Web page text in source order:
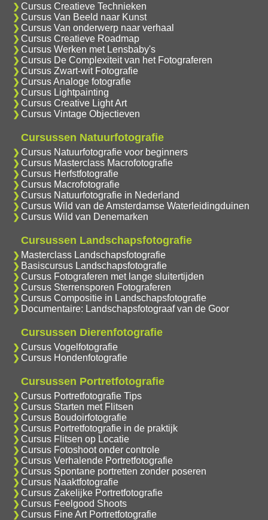
Cursus Creatieve Technieken
Cursus Van Beeld naar Kunst
Cursus Van onderwerp naar verhaal
Cursus Creatieve Roadmap
Cursus Werken met Lensbaby's
Cursus De Complexiteit van het Fotograferen
Cursus Zwart-wit Fotografie
Cursus Analoge fotografie
Cursus Lightpainting
Cursus Creative Light Art
Cursus Vintage Objectieven
Cursussen Natuurfotografie
Cursus Natuurfotografie voor beginners
Cursus Masterclass Macrofotografie
Cursus Herfstfotografie
Cursus Macrofotografie
Cursus Natuurfotografie in Nederland
Cursus Wild van de Amsterdamse Waterleidingduinen
Cursus Wild van Denemarken
Cursussen Landschapsfotografie
Masterclass Landschapsfotografie
Basiscursus Landschapsfotografie
Cursus Fotograferen met lange sluitertijden
Cursus Sterrensporen Fotograferen
Cursus Compositie in Landschapsfotografie
Documentaire: Landschapsfotograaf van de Goor
Cursussen Dierenfotografie
Cursus Vogelfotografie
Cursus Hondenfotografie
Cursussen Portretfotografie
Cursus Portretfotografie Tips
Cursus Starten met Flitsen
Cursus Boudoirfotografie
Cursus Portretfotografie in de praktijk
Cursus Flitsen op Locatie
Cursus Fotoshoot onder controle
Cursus Verhalende Portretfotografie
Cursus Spontane portretten zonder poseren
Cursus Naaktfotografie
Cursus Zakelijke Portretfotografie
Cursus Feelgood Shoots
Cursus Fine Art Portretfotografie